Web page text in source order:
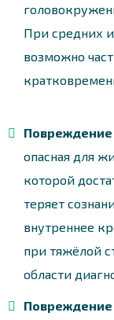
При средних
возможно
Повреждение
опасная для
которой
теряет
внутреннее
при тяжёлой
области
Повреждение